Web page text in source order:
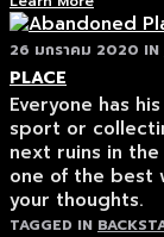
26 มกราคม 2020 IN
PLACE
Everyone has
sport or
next ruins in the
one of the best
your thoughts.
TAGGED IN